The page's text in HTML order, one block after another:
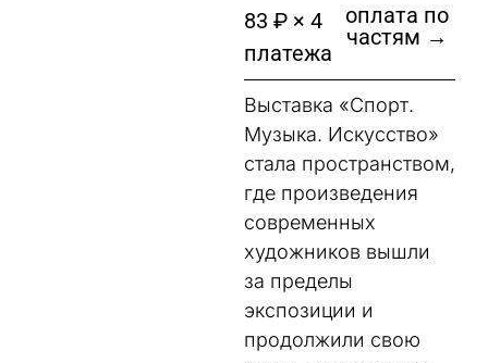
83 ₽ × 4
платежа
оплата по
частям →
Выставка «Спорт.
Музыка. Искусство»
стала пространством,
где произведения
современных
художников вышли
за пределы
экспозиции и
продолжили свою